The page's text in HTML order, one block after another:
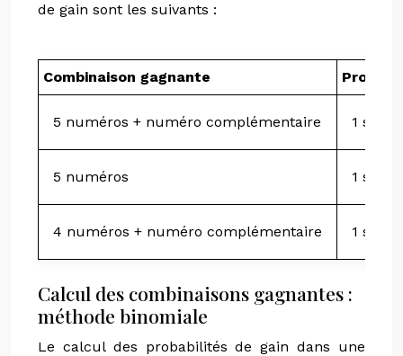
de gain sont les suivants :
Combinaison gagnante
5 numéros + numéro complémentaire 1 sur
5 numéros 1 sur 2
4 numéros + numéro complémentaire 1 sur
Calcul des combinaisons gagnantes :
méthode binomiale
Le calcul des probabilités de gain dans une